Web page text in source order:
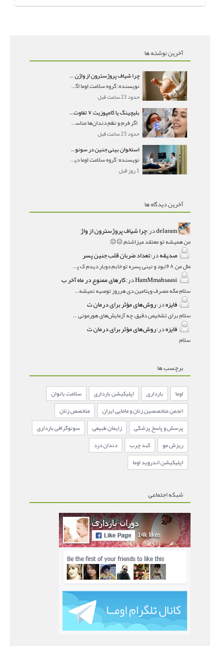
آخرین نوشته ها
چرا شیاف پروژسترون از واژن بیرون می‌ریزد؟ میزان جذب و زمان صحیح مصرف
نویسنده: گروه سلامت اوما اگر بعد از گذاشتن شیاف پر
حدود 23 ساعت قبل
بلیچینگ یا کامپوزیت ۷ تفاوت مهم برای انتخاب درست
اگر فرم و نظم دندان‌ها مناسب است و مشکل
حدود 23 ساعت قبل
استخوان بینی جنین در سونوگرافی؛ دیده نشدن یا دیر تشکیل شدن آن چه معنایی دارد؟
نویسنده: گروه سلامت اوما دیده نشدن استخوان بینی جن
1 روز قبل
آخرین دیدگاه ها
delaramدر:چرا شیاف پروژسترون از واژ
من همیشه تو معتقد میزاشتم,,😑😐
صدیقهدر:تعداد ضربان قلب جنین پسر
مال من ۱۶۸بود و نینی پسره تو خابم دوبار دیدم ک پسره
HamMmahsaasiدر:کارهای ممنوع در ماه آخر ب
سلام مگه مصرف ویتامین دی هرروز توصیه نمیشه؟درمقاله میگه
فایزهدر:روش‌های مؤثر برای درمان ت
سلام برای تشخیص دقیق، چه آزمایش‌های هورمونی و چه سونوگر
فایزهدر:روش‌های مؤثر برای درمان ت
سلام
برچسب ها
اوما بارداری اپلیکیشن بارداری
سلامت بانوان
انجمن متخصصین زنان و مامایی ایران
متخصص زنان
پرسش و پاسخ پزشکی
زایمان طبیعی
سونوگرافی بارداری
ریزش مو
کبد چرب
دندان درد
اپلیکیشن اندروید اوما
شبکه اجتماعی